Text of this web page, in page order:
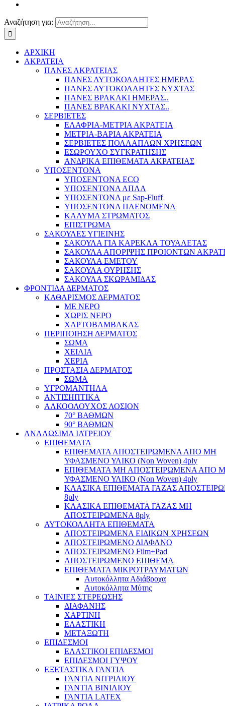
Αναζήτηση για:
ΑΡΧΙΚΗ
ΑΚΡΑΤΕΙΑ
ΠΑΝΕΣ ΑΚΡΑΤΕΙΑΣ
ΠΑΝΕΣ ΑΥΤΟΚΟΛΛΗΤΕΣ ΗΜΕΡΑΣ
ΠΑΝΕΣ ΑΥΤΟΚΟΛΛΗΤΕΣ ΝΥΧΤΑΣ
ΠΑΝΕΣ ΒΡΑΚΑΚΙ ΗΜΕΡΑΣ..
ΠΑΝΕΣ ΒΡΑΚΑΚΙ ΝΥΧΤΑΣ..
ΣΕΡΒΙΕΤΕΣ
ΕΛΑΦΡΙΑ-ΜΕΤΡΙΑ ΑΚΡΑΤΕΙΑ
ΜΕΤΡΙΑ-ΒΑΡΙΑ ΑΚΡΑΤΕΙΑ
ΣΕΡΒΙΕΤΕΣ ΠΟΛΛΑΠΛΩΝ ΧΡΗΣΕΩΝ
ΕΣΩΡΟΥΧΟ ΣΥΓΚΡΑΤΗΣΗΣ
ΑΝΔΡΙΚΑ ΕΠΙΘΕΜΑΤΑ ΑΚΡΑΤΕΙΑΣ
ΥΠΟΣΕΝΤΟΝΑ
ΥΠΟΣΕΝΤΟΝΑ ECO
ΥΠΟΣΕΝΤΟΝΑ ΑΠΛΑ
ΥΠΟΣΕΝΤΟΝΑ με Sap-Fluff
ΥΠΟΣΕΝΤΟΝΑ ΠΛΕΝΟΜΕΝΑ
ΚΑΛΥΜΑ ΣΤΡΩΜΑΤΟΣ
ΕΠΙΣΤΡΩΜΑ
ΣΑΚΟΥΛΕΣ ΥΓΙΕΙΝΗΣ
ΣΑΚΟΥΛΑ ΓΙΑ ΚΑΡΕΚΛΑ ΤΟΥΑΛΕΤΑΣ
ΣΑΚΟΥΛΑ ΑΠΟΡΙΨΗΣ ΠΡΟΙΟΝΤΩΝ
ΣΑΚΟΥΛΑ ΕΜΕΤΟΥ
ΣΑΚΟΥΛΑ ΟΥΡΗΣΗΣ
ΣΑΚΟΥΛΑ ΣΚΩΡΑΜΙΔΑΣ
ΦΡΟΝΤΙΔΑ ΔΕΡΜΑΤΟΣ
ΚΑΘΑΡΙΣΜΟΣ ΔΕΡΜΑΤΟΣ
ΜΕ ΝΕΡΟ
ΧΩΡΙΣ ΝΕΡΟ
ΧΑΡΤΟΒΑΜΒΑΚΑΣ
ΠΕΡΙΠΟΙΗΣΗ ΔΕΡΜΑΤΟΣ
ΣΩΜΑ
ΧΕΙΛΙΑ
ΧΕΡΙΑ
ΠΡΟΣΤΑΣΙΑ ΔΕΡΜΑΤΟΣ
ΣΩΜΑ
ΥΓΡΟΜΑΝΤΗΛΑ
ΑΝΤΙΣΗΠΤΙΚΑ
ΑΛΚΟΟΛΟΥΧΟΣ ΛΟΣΙΟΝ
70° ΒΑΘΜΩΝ
90° ΒΑΘΜΩΝ
ΑΝΑΛΩΣΙΜΑ ΙΑΤΡΕΙΟΥ
ΕΠΙΘΕΜΑΤΑ
ΕΠΙΘΕΜΑΤΑ ΑΠΟΣΤΕΙΡΩΜΕΝΑ ΑΠΟ ΜΗ
ΥΦΑΣΜΕΝΟ ΥΛΙΚΟ (Non Woven) 4ply
ΕΠΙΘΕΜΑΤΑ ΜΗ ΑΠΟΣΤΕΙΡΩΜΕΝΑ ΑΠΟ
ΥΦΑΣΜΕΝΟ ΥΛΙΚΟ (Non Woven) 4ply
ΚΛΑΣΙΚΑ ΕΠΙΘΕΜΑΤΑ ΓΑΖΑΣ
8ply
ΚΛΑΣΙΚΑ ΕΠΙΘΕΜΑΤΑ ΓΑΖΑΣ ΜΗ
ΑΠΟΣΤΕΙΡΩΜΕΝΑ 8ply
ΑΥΤΟΚΟΛΛΗΤΑ ΕΠΙΘΕΜΑΤΑ
ΑΠΟΣΤΕΙΡΩΜΕΝΑ ΕΙΔΙΚΩΝ ΧΡΗΣΕΩΝ
ΑΠΟΣΤΕΙΡΩΜΕΝΟ ΔΙΑΦΑΝΟ
ΑΠΟΣΤΕΙΡΩΜΕΝΟ Film+Pad
ΑΠΟΣΤΕΙΡΩΜΕΝΟ ΕΠΙΘΕΜΑ
ΕΠΙΘΕΜΑΤΑ ΜΙΚΡΟΤΡΑΥΜΑΤΩΝ
Αυτοκόλλητα Αδιάβροχα
Αυτοκόλλητα Μύτης
ΤΑΙΝΙΕΣ ΣΤΕΡΕΩΣΗΣ
ΔΙΑΦΑΝΗΣ
ΧΑΡΤΙΝΗ
ΕΛΑΣΤΙΚΗ
ΜΕΤΑΞΩΤΗ
ΕΠΙΔΕΣΜΟΙ
ΕΛΑΣΤΙΚΟΙ ΕΠΙΔΕΣΜΟΙ
ΕΠΙΔΕΣΜΟΙ ΓΥΨΟΥ
ΕΞΕΤΑΣΤΙΚΑ ΓΑΝΤΙΑ
ΓΑΝΤΙΑ ΝΙΤΡΙΛΙΟΥ
ΓΑΝΤΙΑ ΒΙΝΙΛΙΟΥ
ΓΑΝΤΙΑ LATEX